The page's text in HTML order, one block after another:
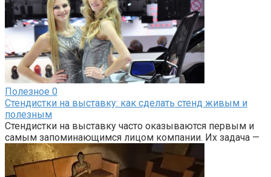
Полезное 0
Стендистки на выставку: как сделать стенд живым и
полезным
Стендистки на выставку часто оказываются первым и
самым запоминающимся лицом компании. Их задача —